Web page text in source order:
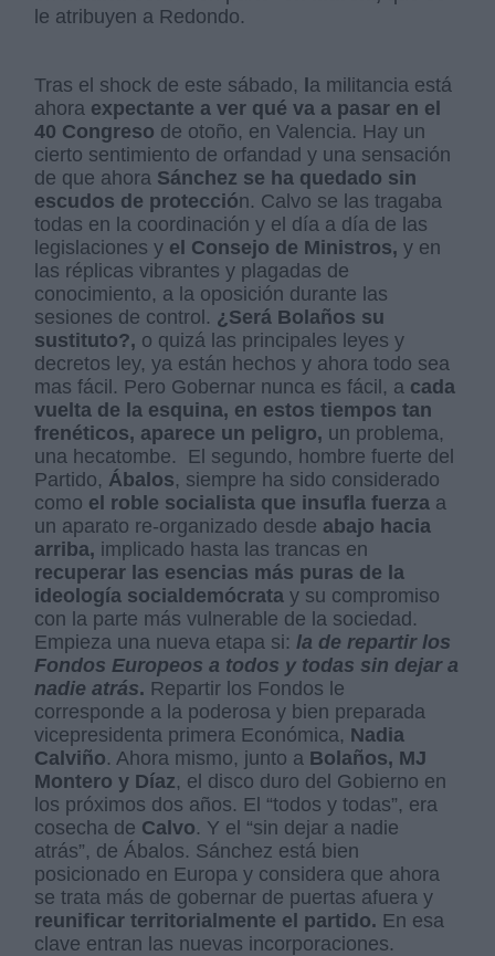
le atribuyen a Redondo.
Tras el shock de este sábado, la militancia está
ahora expectante a ver qué va a pasar en el
40 Congreso de otoño, en Valencia. Hay un
cierto sentimiento de orfandad y una sensación
de que ahora Sánchez se ha quedado sin
escudos de protección. Calvo se las tragaba
todas en la coordinación y el día a día de las
legislaciones y el Consejo de Ministros, y en
las réplicas vibrantes y plagadas de
conocimiento, a la oposición durante las
sesiones de control. ¿Será Bolaños su
sustituto?, o quizá las principales leyes y
decretos ley, ya están hechos y ahora todo sea
mas fácil. Pero Gobernar nunca es fácil, a cada
vuelta de la esquina, en estos tiempos tan
frenéticos, aparece un peligro, un problema,
una hecatombe.
El segundo, hombre fuerte del
Partido, Ábalos, siempre ha sido considerado
como el roble socialista que insufla fuerza a
un aparato re-organizado desde abajo hacia
arriba, implicado hasta las trancas en
recuperar las esencias más puras de la
ideología socialdemócrata y su compromiso
con la parte más vulnerable de la sociedad.
Empieza una nueva etapa si: la de repartir los
Fondos Europeos a todos y todas sin dejar a
nadie atrás. Repartir los Fondos le
corresponde a la poderosa y bien preparada
vicepresidenta primera Económica, Nadia
Calviño. Ahora mismo, junto a Bolaños, MJ
Montero y Díaz, el disco duro del Gobierno en
los próximos dos años. El “todos y todas”, era
cosecha de Calvo. Y el “sin dejar a nadie
atrás”, de Ábalos. Sánchez está bien
posicionado en Europa y considera que ahora
se trata más de gobernar de puertas afuera y
reunificar territorialmente el partido. En esa
clave entran las nuevas incorporaciones.